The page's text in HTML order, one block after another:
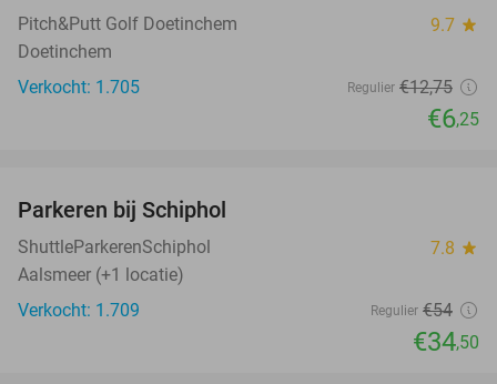
Pitch&Putt Golf Doetinchem 9.7 star
Doetinchem
Verkocht: 1.705
Regulier €12,75
€6,25
Parkeren bij Schiphol
ShuttleParkerenSchiphol 7.8 star
Aalsmeer (+1 locatie)
Verkocht: 1.709
Regulier €54
€34,50